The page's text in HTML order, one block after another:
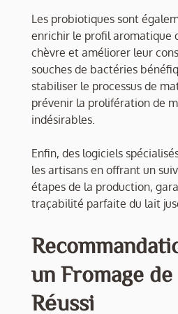
Les probiotiques sont
enrichir le profil aromatique
chèvre et améliorer leur
souches de bactéries
stabiliser le processus de
prévenir la prolifération de
indésirables.
Enfin, des logiciels
les artisans en offrant un
étapes de la production,
traçabilité parfaite du lait
un Fromage
Réussi